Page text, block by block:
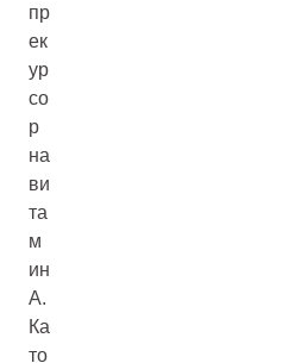
пр
ек
ур
со
р
на
ви
та
м
ин
А.
Ка
то